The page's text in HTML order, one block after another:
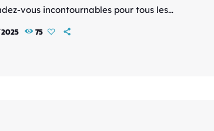
vous incontournables pour tous les
de K-culture. Après une première édition
75